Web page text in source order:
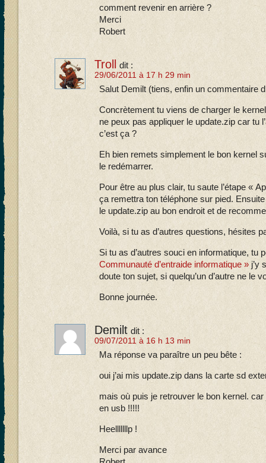
comment revenir en arrière ?
Merci
Robert
Troll dit :
29/06/2011 à 17 h 29 min
Salut Demilt (tiens, enfin un commentaire
Concrètement tu viens de charger le
ne peux pas appliquer le update.zip car tu
c’est ça ?
Eh bien remets simplement le bon kernel
le redémarrer.
Pour être au plus clair, tu saute l’étape «
ça remettra ton téléphone sur pied.
le update.zip au bon endroit et de
Voilà, si tu as d’autres questions, hésites
Si tu as d’autres souci en informatique, tu
Communauté d’entraide informatique » j’y
doute ton sujet, si quelqu’un d’autre ne le
Bonne journée.
Demilt dit :
09/07/2011 à 16 h 13 min
Ma réponse va paraître un peu bête :
oui j’ai mis update.zip dans la carte sd
mais où puis je retrouver le bon kernel.
en usb !!!!!
Heelllllllp !
Merci par avance